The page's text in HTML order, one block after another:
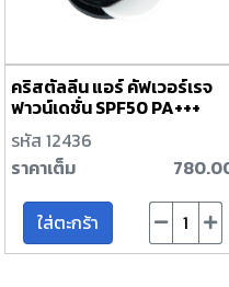
คริสตัลลีน แอร์ คัฟเวอร์เรจ
ฟาวน์เดชั่น SPF50 PA+++
นัมเบอร์ 01
รหัส 12436
ราคาเต็ม
ใส่ตะกร้า